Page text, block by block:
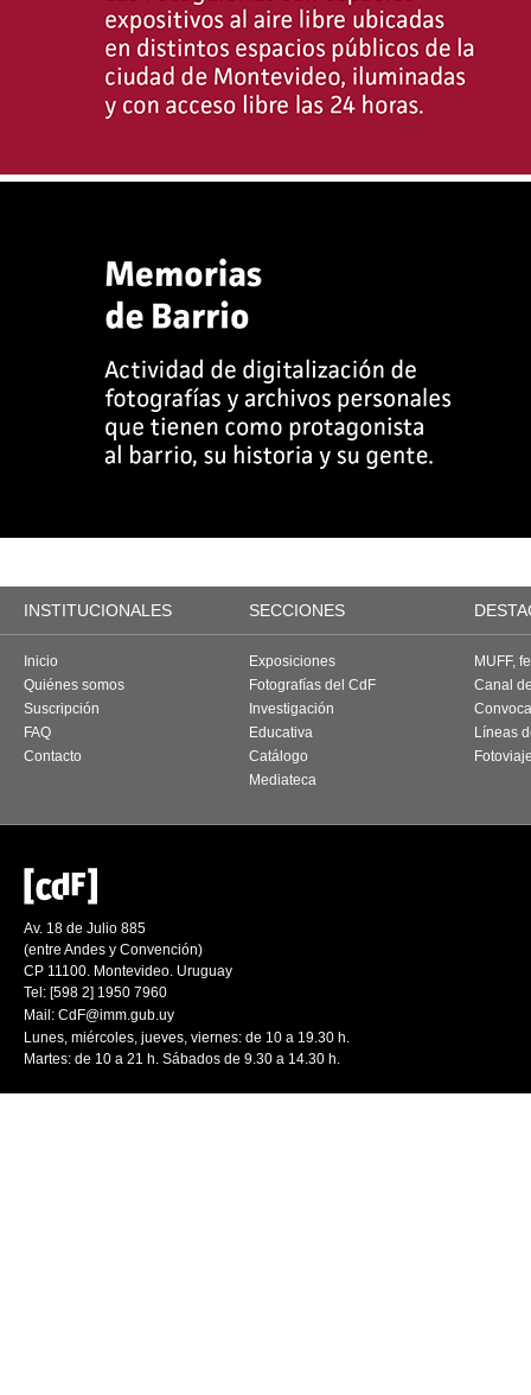
INSTITUCIONALES SECCIONES
Inicio
Quiénes somos
Suscripción
FAQ
Contacto
Exposiciones
Fotografías del CdF
Investigación
Educativa
Catálogo
Mediateca
MUFF,
Canal
Líneas
Av. 18 de Julio 885
(entre Andes y Convención)
CP 11100. Montevideo. Uruguay
Tel: [598 2] 1950 7960
Mail: CdF@imm.gub.uy
Lunes, miércoles, jueves, viernes: de 10 a 19.30 h.
Martes: de 10 a 21 h. Sábados de 9.30 a 14.30 h.